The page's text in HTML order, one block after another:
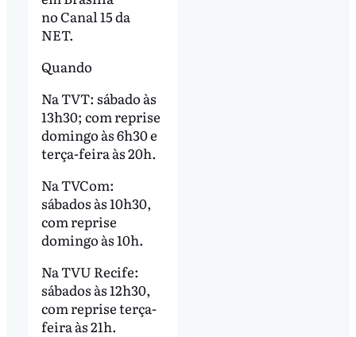
no Canal 15 da
NET.
Quando
Na TVT: sábado às
13h30; com reprise
domingo às 6h30 e
terça-feira às 20h.
Na TVCom:
sábados às 10h30,
com reprise
domingo às 10h.
Na TVU Recife:
sábados às 12h30,
com reprise terça-
feira às 21h.